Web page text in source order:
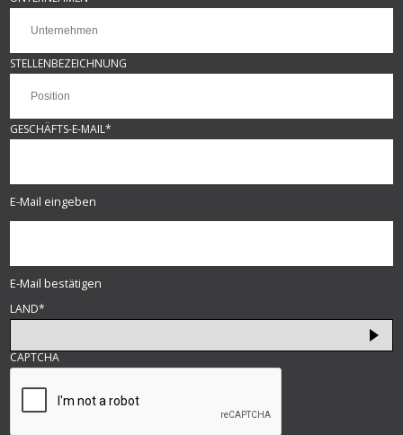
STELLENBEZEICHNUNG
GESCHÄFTS-E-MAIL*
E-Mail eingeben
E-Mail bestätigen
LAND*
CAPTCHA